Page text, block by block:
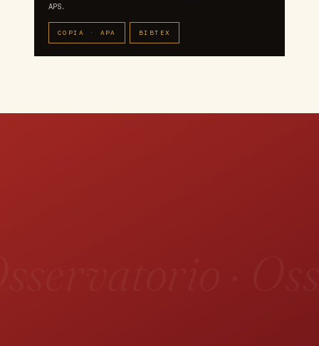
APS.
COPIA · APA BIBTEX